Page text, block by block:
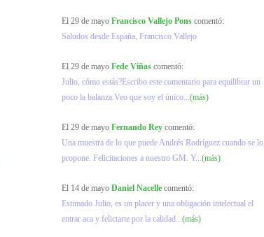
El 29 de mayo Francisco Vallejo Pons comentó:
Saludos desde España, Francisco Vallejo
El 29 de mayo Fede Viñas comentó:
Julio, cómo estás?Escribo este comentario para equilibrar un
poco la balanza.Veo que soy el único...(más)
El 29 de mayo Fernando Rey comentó:
Una muestra de lo que puede Andrés Rodríguez cuando se lo
propone. Felicitaciones a nuestro GM. Y...(más)
El 14 de mayo Daniel Nacelle comentó:
Estimado Julio, es un placer y una obligación intelectual el
entrar aca y felictarte por la calidad...(más)